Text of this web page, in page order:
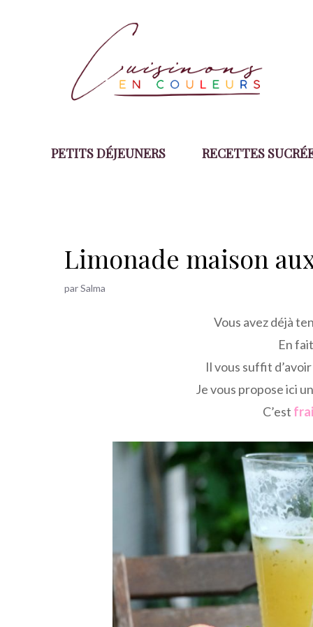
PETITS DÉJEUNERS RECETTES
Limonade maison
parSalma
Vous avez déjà
En
Il vous suffit
Je vous propose ici
C’est